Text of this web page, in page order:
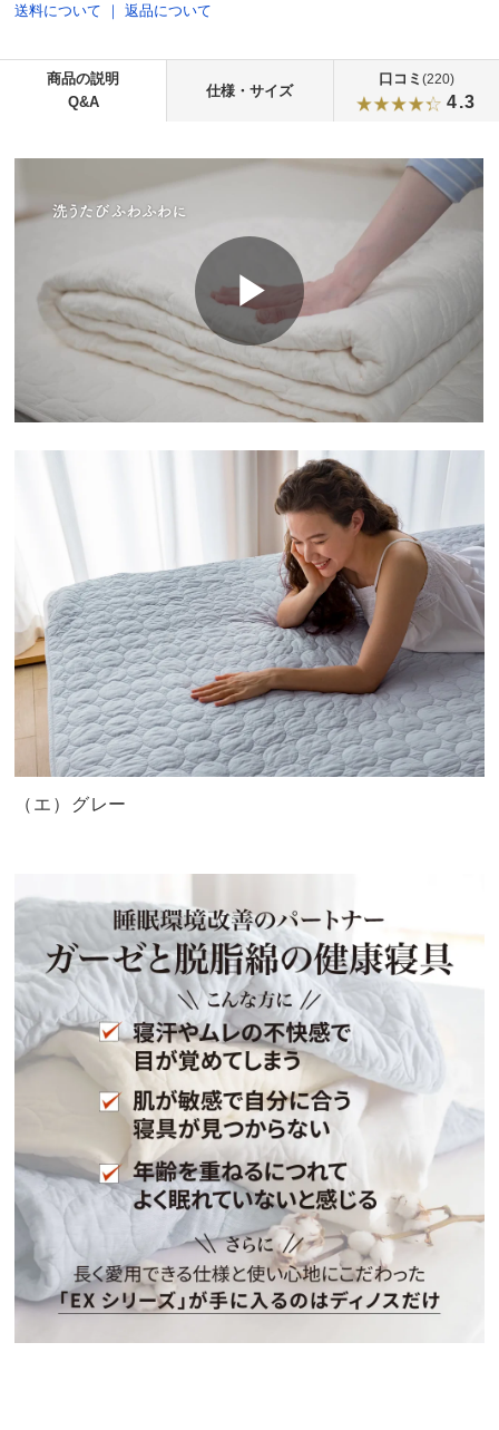
送料について ｜返品について
商品の説明
Q&A
仕様・サイズ
口コミ (220)
4.3
（エ）グレー